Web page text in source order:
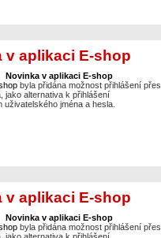
v aplikaci E-shop
Novinka v aplikaci E-shop
byla přidána možnost přihlášení přes
jako alternativa k přihlášení
uživatelského jména a hesla.
v aplikaci E-shop
Novinka v aplikaci E-shop
byla přidána možnost přihlášení přes